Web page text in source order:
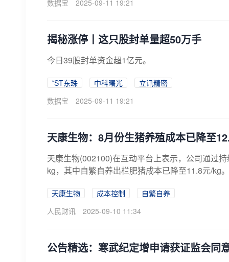
数据宝
2025-09-11 19:21
揭秘涨停丨这只股封单量超50万手
​今日39股封单资金超1亿元。
*ST东珠 中科曙光
立讯精密
数据宝
2025-09-11 19:21
天康生物：8月份生猪养殖成本已降至
天康生物(002100)在互动平台上表示，公司通过
kg，其中自繁自养出栏肥猪成本已降至11.8元/kg。
天康生物 成本控制
自繁自养
人民财讯
2025-09-10 11:34
公告精选：寒武纪定增申请获证监会同